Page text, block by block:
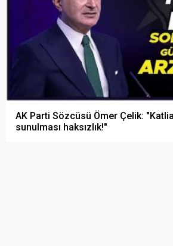
AK Parti Sözcüsü Ömer Çelik:
sunulması haksızlık!"